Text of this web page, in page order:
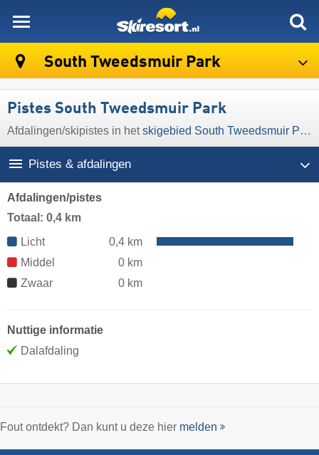
South Tweedsmuir Park
Pistes South Tweedsmuir Park
Afdalingen/​skipistes in hetskigebied South Tweedsmuir Park
Pistes & afdalingen
Afdalingen/pistes
Totaal: 0,4 km
Licht
0,4 km
Middel
0 km
Zwaar
0 km
Nuttige informatie
Dalafdaling
Fout ontdekt? Dan kunt u deze hier melden